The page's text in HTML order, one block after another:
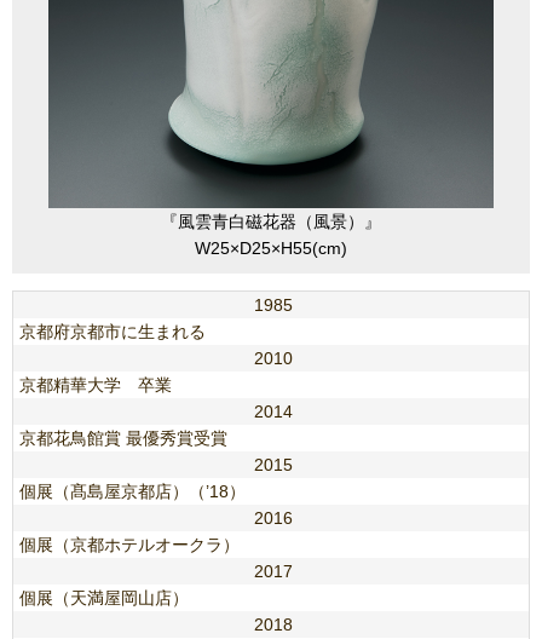
『風雲青白磁花器（風景）』
W25×D25×H55(cm)
1985
京都府京都市に生まれる
2010
京都精華大学 卒業
2014
京都花鳥館賞 最優秀賞受賞
2015
個展（髙島屋京都店）（’18）
2016
個展（京都ホテルオークラ）
2017
個展（天満屋岡山店）
2018